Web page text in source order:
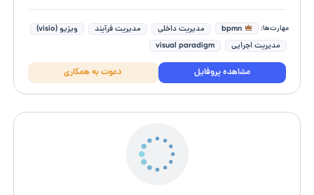
مهارت‌ها: bpmn مدیریت داخلی مدیریت فرآیند
ویزیو (visio)
مدیریت اجرایی
visual paradigm
مشاهده پروفایل دعوت به همکاری